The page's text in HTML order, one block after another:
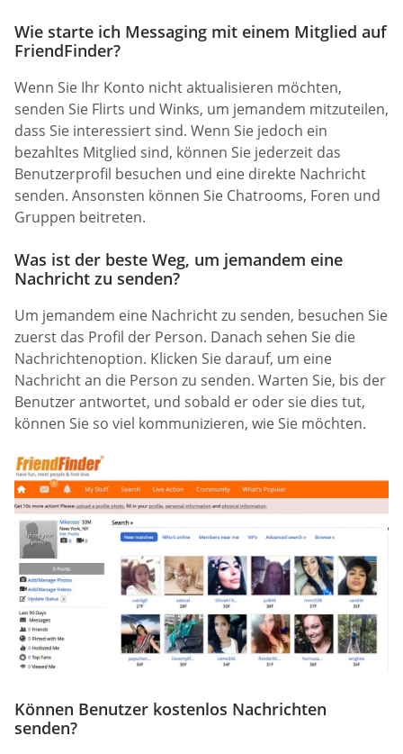
Wie starte ich Messaging mit einem Mitglied auf
FriendFinder?
Wenn Sie Ihr Konto nicht aktualisieren möchten,
senden Sie Flirts und Winks, um jemandem mitzuteilen,
dass Sie interessiert sind. Wenn Sie jedoch ein
bezahltes Mitglied sind, können Sie jederzeit das
Benutzerprofil besuchen und eine direkte Nachricht
senden. Ansonsten können Sie Chatrooms, Foren und
Gruppen beitreten.
Was ist der beste Weg, um jemandem eine
Nachricht zu senden?
Um jemandem eine Nachricht zu senden, besuchen Sie
zuerst das Profil der Person. Danach sehen Sie die
Nachrichtenoption. Klicken Sie darauf, um eine
Nachricht an die Person zu senden. Warten Sie, bis der
Benutzer antwortet, und sobald er oder sie dies tut,
können Sie so viel kommunizieren, wie Sie möchten.
Können Benutzer kostenlos Nachrichten
senden?